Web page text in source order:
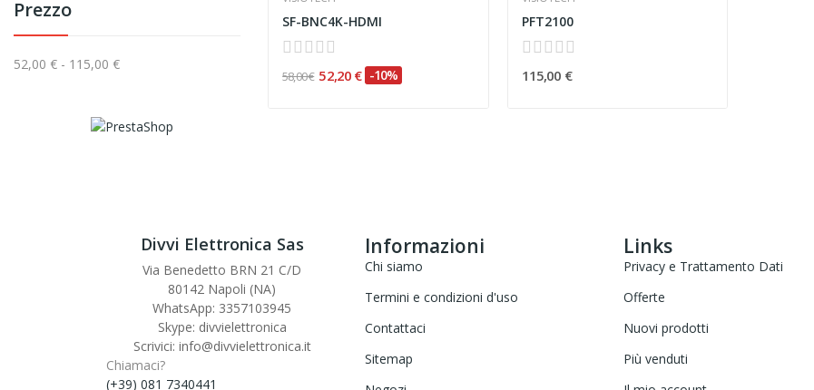
Prezzo
52,00 € - 115,00 €
SF-BNC4K-HDMI
58,00 € 52,20 € -10%
PFT2100
115,00 €
Divvi Elettronica Sas
Via Benedetto BRN 21 C/D
80142 Napoli (NA)
WhatsApp: 3357103945
Skype: divvielettronica
Scrivici: info@divvielettronica.it
Chiamaci?
(+39) 081 7340441
Informazioni
Chi siamo
Termini e condizioni d'uso
Contattaci
Sitemap
Links
Privacy e Trattamento Dati
Offerte
Nuovi prodotti
Più venduti